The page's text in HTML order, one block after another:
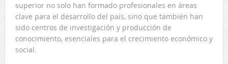
superior no solo han formado profesionales en áreas
clave para el desarrollo del país, sino que también han
sido centros de investigación y producción de
conocimiento, esenciales para el crecimiento económico y
social.